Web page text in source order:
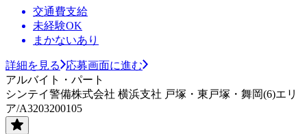
交通費支給
未経験OK
まかないあり
詳細を見る
応募画面に進む
アルバイト・パート
シンテイ警備株式会社 横浜支社 戸塚・東戸塚・舞岡(6)エリ
ア/A3203200105